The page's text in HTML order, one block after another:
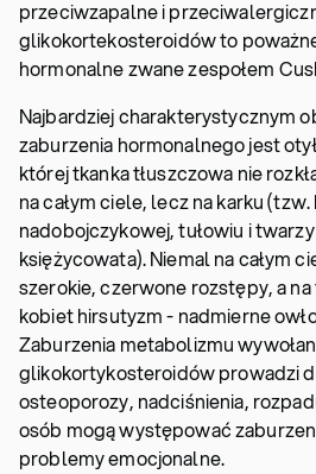
przeciwzapalne i
glikokortekosteroidów to
hormonalne zwane zespołem
Najbardziej charakterystycznym
zaburzenia hormonalnego jest
której tkanka tłuszczowa nie
na całym ciele, lecz na karku
nadobojczykowej, tułowiu i
księżycowata). Niemal na całym
szerokie, czerwone rozstępy, a
kobiet hirsutyzm - nadmierne
Zaburzenia metabolizmu
glikokortykosteroidów prowadzi
osteoporozy, nadciśnienia,
osób mogą występować
problemy emocjonalne.